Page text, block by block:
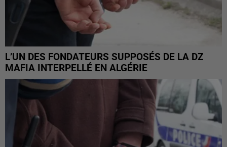
L’UN DES FONDATEURS SUPPOSÉS DE LA DZ
MAFIA INTERPELLÉ EN ALGÉRIE